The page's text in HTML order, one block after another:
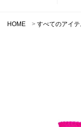
HOME すべてのアイテ